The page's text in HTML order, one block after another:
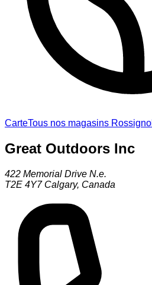
CarteTous nos magasins Rossignol
Great Outdoors Inc
422 Memorial Drive N.e.
T2E 4Y7 Calgary, Canada